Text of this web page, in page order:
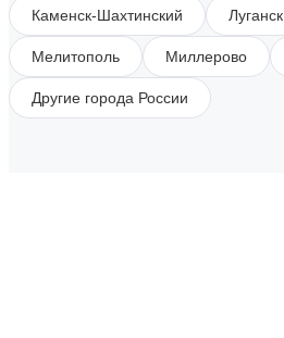
Каменск-Шахтинский Луганск
Мелитополь Миллерово
Другие города России